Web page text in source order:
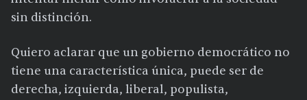
sin distinción.
Quiero aclarar que un gobierno democrático no
tiene una característica única, puede ser de
derecha, izquierda, liberal, populista,